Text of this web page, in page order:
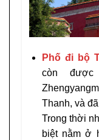
Phố đi bộ
còn
Thanh, và
Trong thời
biệt nằm ở